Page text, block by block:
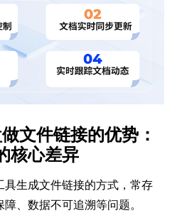
文件链接的优势：
核心差异
具生成文件链接的方式，常存
、数据不可追溯等问题。